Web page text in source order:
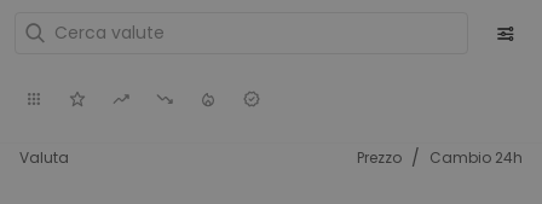
Valuta Prezzo / Cambio 24h